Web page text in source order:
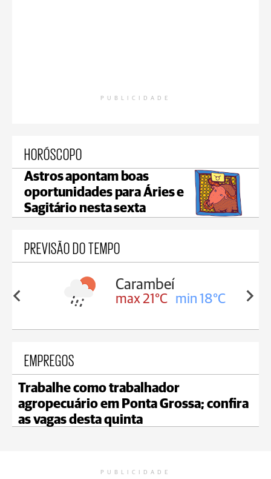
PUBLICIDADE
HORÓSCOPO
Astros apontam boas
oportunidades para Áries e
Sagitário nesta sexta
PREVISÃO DO TEMPO
18°C
Carambeí
max 21°C min 18°C
EMPREGOS
Trabalhe como trabalhador
agropecuário em Ponta Grossa; confira
as vagas desta quinta
PUBLICIDADE